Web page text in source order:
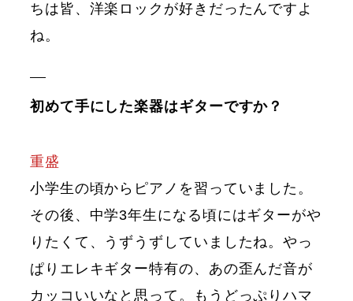
ちは皆、洋楽ロックが好きだったんですよ
ね。
初めて手にした楽器はギターですか？
重盛
小学生の頃からピアノを習っていました。
その後、中学3年生になる頃にはギターがや
りたくて、うずうずしていましたね。やっ
ぱりエレキギター特有の、あの歪んだ音が
カッコいいなと思って。もうどっぷりハマ